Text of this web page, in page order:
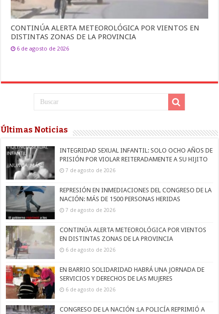
CONTINÚA ALERTA METEOROLÓGICA POR VIENTOS EN
DISTINTAS ZONAS DE LA PROVINCIA
6 de agosto de 2026
Últimas Noticias
INTEGRIDAD SEXUAL INFANTIL: SOLO OCHO AÑOS DE
PRISIÓN POR VIOLAR REITERADAMENTE A SU HIJITO
7 de agosto de 2026
REPRESIÓN EN INMEDIACIONES DEL CONGRESO DE LA
NACIÓN: MÁS DE 1500 PERSONAS HERIDAS
7 de agosto de 2026
CONTINÚA ALERTA METEOROLÓGICA POR VIENTOS
EN DISTINTAS ZONAS DE LA PROVINCIA
6 de agosto de 2026
EN BARRIO SOLIDARIDAD HABRÁ UNA JORNADA DE
SERVICIOS Y DERECHOS DE LAS MUJERES
6 de agosto de 2026
CONGRESO DE LA NACIÓN :LA POLICÍA REPRIMIÓ A